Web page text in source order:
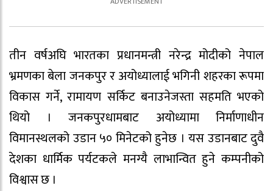
तीन वर्षअघि भारतका प्रधानमन्त्री नरेन्द्र मोदीको नेपाल
भ्रमणका बेला जनकपुर र अयोध्यालाई भगिनी शहरका रूपमा
विकास गर्ने, रामायण सर्किट बनाउनेजस्ता सहमति भएको
थियो । जनकपुरधामबाट अयोध्यामा निर्माणाधीन
विमानस्थलको उडान ५० मिनेटको हुनेछ । यस उडानबाट दुवै
देशका धार्मिक पर्यटकले मनग्यै लाभान्वित हुने कम्पनीको
विश्वास छ ।